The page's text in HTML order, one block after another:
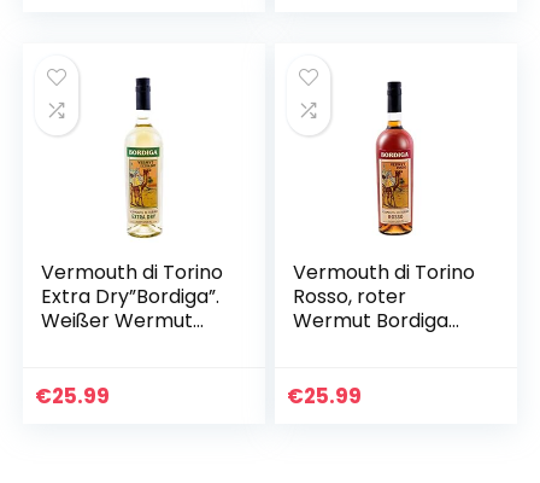
Vermouth di Torino
Extra Dry”Bordiga”.
Weißer Wermut
€25.99
Vermouth di Torino
Rosso, roter
Wermut Bordiga
€25.99